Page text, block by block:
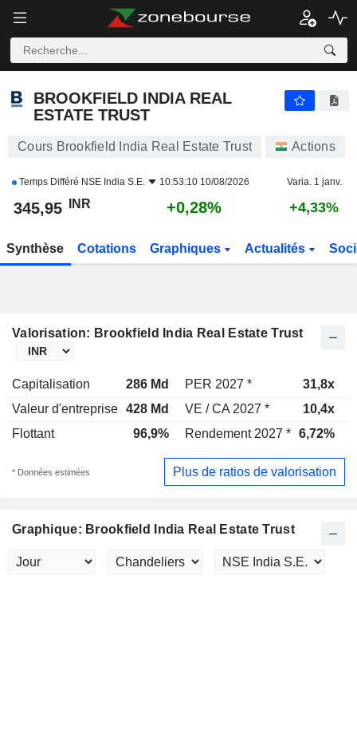
BROOKFIELD INDIA REAL
ESTATE TRUST
Cours Brookfield India Real Estate Trust Actions
Temps Différé NSE India S.E. 10:53:10 10/08/2026 Varia. 1 janv.
345,95 INR +0,28% +4,33%
Synthèse Cotations Graphiques Actualités
Valorisation: Brookfield India Real Estate Trust
Capitalisation 286 Md PER 2027 * 31,8x
Valeur d'entreprise 428 Md VE / CA 2027 * 10,4x
Flottant
96,9% Rendement 2027 * 6,72%
* Données estimées Plus de ratios de valorisation
Graphique: Brookfield India Real Estate Trust